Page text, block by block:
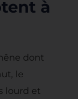
à
dont
le
lourd et